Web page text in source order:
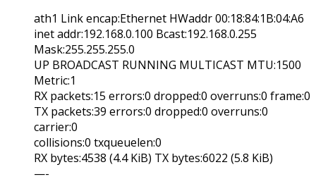
ath1 Link encap:Ethernet HWaddr 00:18:84:1B:04:A6
inet addr:192.168.0.100 Bcast:192.168.0.255
Mask:255.255.255.0
UP BROADCAST RUNNING MULTICAST MTU:1500
Metric:1
RX packets:15 errors:0 dropped:0 overruns:0 frame:0
TX packets:39 errors:0 dropped:0 overruns:0
carrier:0
collisions:0 txqueuelen:0
RX bytes:4538 (4.4 KiB) TX bytes:6022 (5.8 KiB)
—-